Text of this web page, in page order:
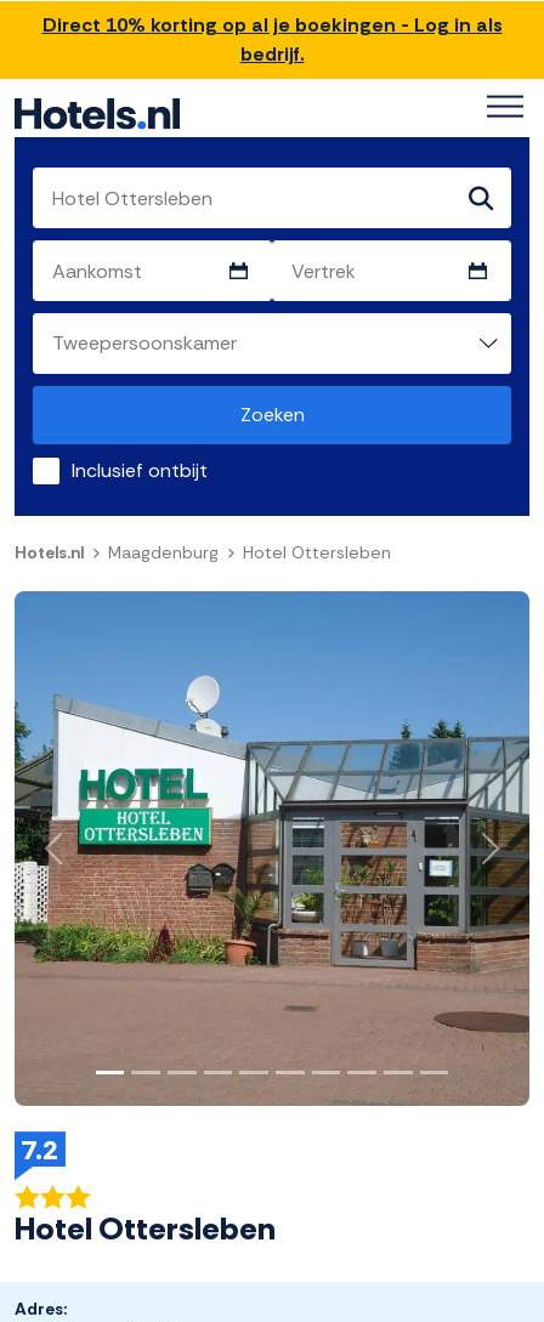
Direct 10% korting op al je boekingen - Log in als
bedrijf.
Zoeken
Inclusief ontbijt
Hotels.nl Maagdenburg Hotel Ottersleben
7.2
Hotel Ottersleben
Adres: